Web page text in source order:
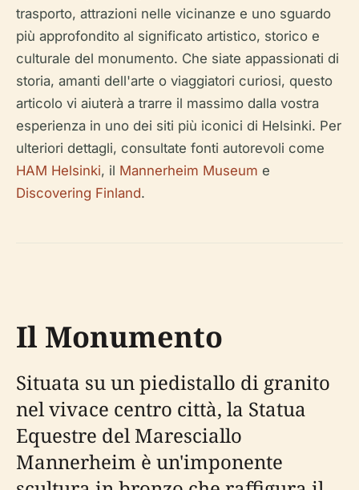
trasporto, attrazioni nelle vicinanze e uno sguardo
più approfondito al significato artistico, storico e
culturale del monumento. Che siate appassionati di
storia, amanti dell'arte o viaggiatori curiosi, questo
articolo vi aiuterà a trarre il massimo dalla vostra
esperienza in uno dei siti più iconici di Helsinki. Per
ulteriori dettagli, consultate fonti autorevoli come
HAM Helsinki, il Mannerheim Museum e
Discovering Finland.
Il Monumento
Situata su un piedistallo di granito
nel vivace centro città, la Statua
Equestre del Maresciallo
Mannerheim è un'imponente